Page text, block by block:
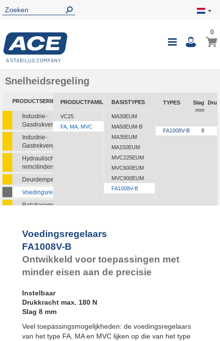
Toggle
00
Snelheidsregeling
PRODUCTSERIE
Industrie-
Gasdrukveren
Industrie-
Gastrekveren
Hydraulische
remcilinders
Deurdempers
Voedingsregelaars
Rotatieremmen
PRODUCTFAMILIE
VC25
FA, MA, MVC
BASISTYPES
MA30EUM
MA50EUM-B
MA35EUM
MA150EUM
MVC225EUM
MVC600EUM
MVC900EUM
FA1008V-B
TYPES
Slag
mm
FA1008V-B 8
Voedingsregelaars
FA1008V-B
Ontwikkeld voor toepassingen met
minder eisen aan de precisie
Instelbaar
Drukkracht max. 180 N
Slag 8 mm
Veel toepassingsmogelijkheden: de voedingsregelaars
van het type FA, MA en MVC lijken op die van het type